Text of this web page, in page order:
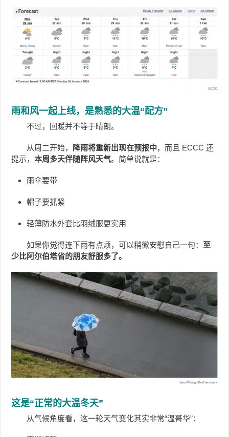
雨和风一起上线，是熟悉的大温“配方”
不过，回暖并不等于晴朗。
从周二开始， 降雨将重新出现在预报中，而且 ECCC 还
提示，本周多天伴随阵风天气。简单说就是：
雨伞要带
帽子要抓紧
轻薄防水外套比羽绒服更实用
如果你觉得连下雨有点烦，可以稍微安慰自己一句： 至
少比阿尔伯塔省的朋友舒服多了。
这是“正常的大温冬天”
从气候角度看，这一轮天气变化其实非常“温哥华”：